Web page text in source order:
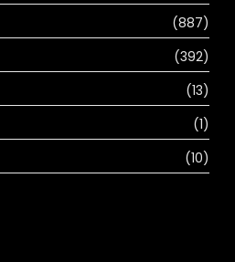
(887)
(392)
(13)
(1)
(10)